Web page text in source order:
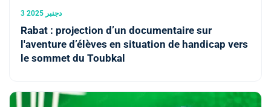
3 دجنبر 2025
Rabat : projection d’un documentaire sur
l'aventure d’élèves en situation de handicap vers
le sommet du Toubkal